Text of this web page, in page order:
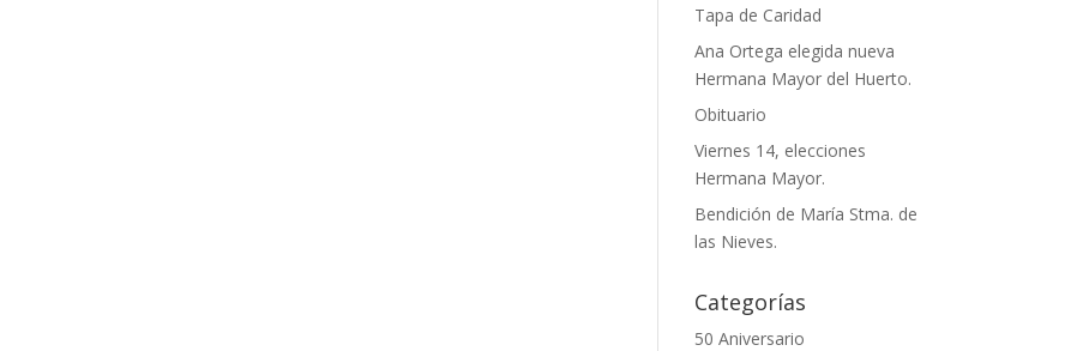
Tapa de Caridad
Ana Ortega elegida nueva
Hermana Mayor del Huerto.
Obituario
Viernes 14, elecciones
Hermana Mayor.
Bendición de María Stma. de
las Nieves.
Categorías
50 Aniversario